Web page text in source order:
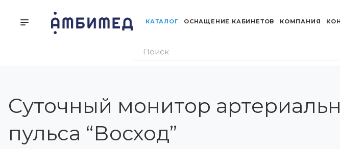
КАТАЛОГ ОСНАЩЕНИЕ КАБИНЕТОВ КОМПАНИЯ
Суточный монитор
пульса “Восход”